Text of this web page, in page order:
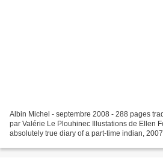
Albin Michel - septembre 2008 - 288 pages
par Valérie Le Plouhinec Illustations de Ellen
absolutely true diary of a part-time indian,